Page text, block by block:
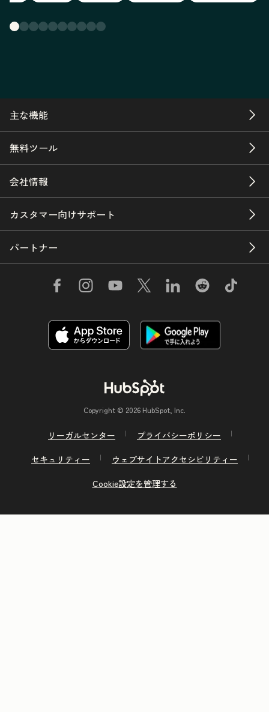
主な機能
無料ツール
会社情報
カスタマー向けサポート
パートナー
Copyright © 2026 HubSpot, Inc.
リーガルセンター
プライバシーポリシー
セキュリティー
ウェブサイトアクセシビリティー
Cookie設定を管理する